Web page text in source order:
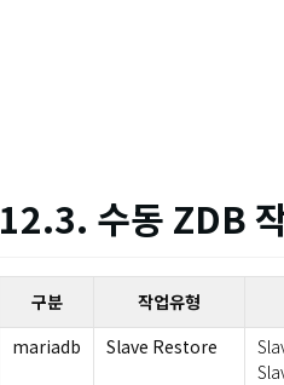
12.3. 수동 ZDB
구분 작업유형
mariadb
Slave Restore